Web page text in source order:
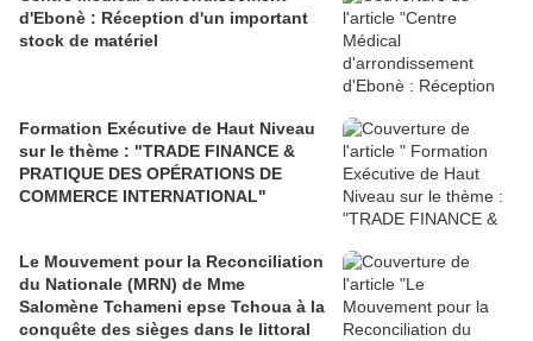
d'Ebonè : Réception d'un important
stock de matériel
Formation Exécutive de Haut Niveau
sur le thème : "TRADE FINANCE &
PRATIQUE DES OPÉRATIONS DE
COMMERCE INTERNATIONAL"
Le Mouvement pour la Reconciliation
du Nationale (MRN) de Mme
Salomène Tchameni epse Tchoua à la
conquête des sièges dans le littoral